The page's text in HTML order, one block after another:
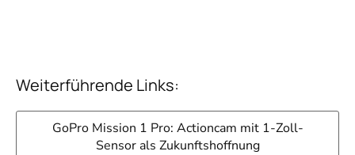
Weiterführende Links:
GoPro Mission 1 Pro: Actioncam mit 1-Zoll-
Sensor als Zukunftshoffnung